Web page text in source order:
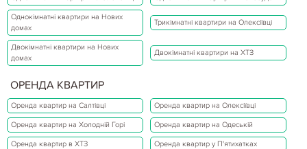
Однокімнатні квартири на Нових
домах
Трикімнатні квартири на Олексіївці
Двокімнатні квартири на Нових
домах
Двокімнатні квартири на ХТЗ
ОРЕНДА КВАРТИР
Оренда квартир на Салтівці Оренда квартир на Олексіївці
Оренда квартир на Холодній Горі Оренда квартир на Одеській
Оренда квартир в ХТЗ Оренда квартир у П'ятихатках